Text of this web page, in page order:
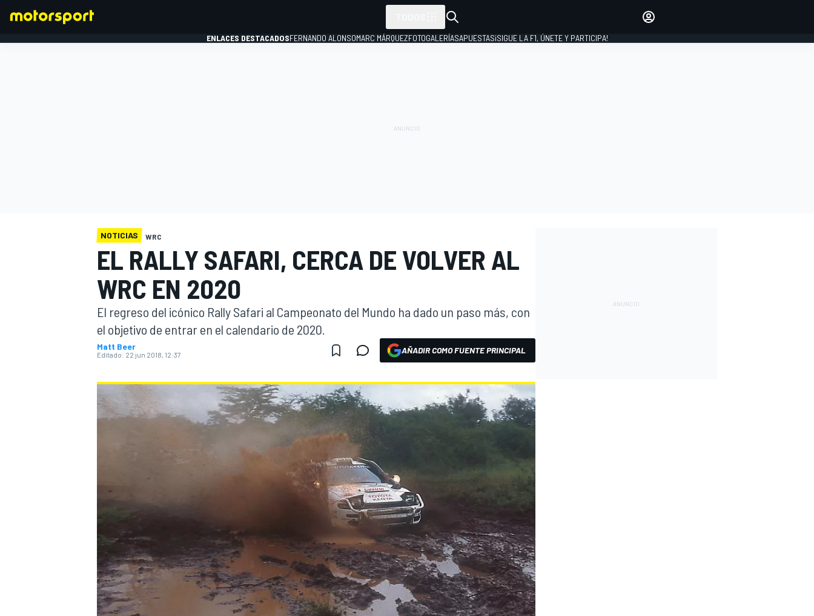
WEC
ENLACES DESTACADOSFERNANDO ALONSOMARC MÁRQUEZFOTOGALERÍASAPUESTAS¡SIGUE LA F1, ÚNETE Y PARTICIPA!
NOTICIAS WRC
EL RALLY SAFARI, CERCA DE VOLVER AL
WRC EN 2020
El regreso del icónico Rally Safari al Campeonato del Mundo ha dado un paso más, con
el objetivo de entrar en el calendario de 2020.
Matt Beer
Editado: 22 jun 2018, 12:37 AÑADIR COMO FUENTE PRINCIPAL